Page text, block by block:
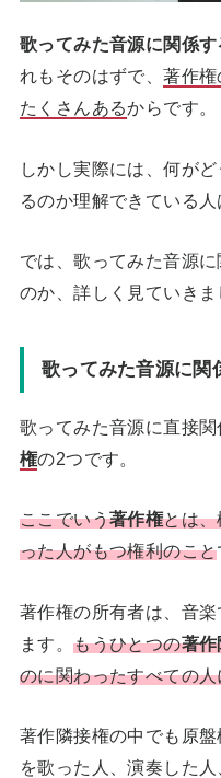
歌ってみた音源に関係す
れもそのはずで、著作
たくさんあるからです。
しかし実際には、何が
るのか理解できている人
では、歌ってみた音源
のか、詳しく見ていきま
歌ってみた音源に関
歌ってみた音源に直接関
権の2つです。
ここでいう著作権とは
った人がもつ権利のこと
著作権の所有者は、音
ます。もうひとつの著作
のに関わったすべての
著作隣接権の中でも原
を歌った人、演奏した